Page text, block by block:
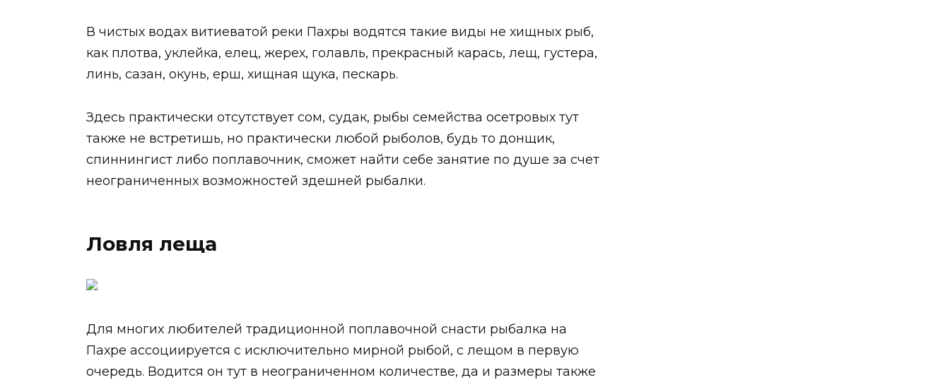
В чистых водах витиеватой реки Пахры водятся такие виды не хищных рыб,
как плотва, уклейка, елец, жерех, голавль, прекрасный карась, лещ, густера,
линь, сазан, окунь, ерш, хищная щука, пескарь.
Здесь практически отсутствует сом, судак, рыбы семейства осетровых тут
также не встретишь, но практически любой рыболов, будь то донщик,
спиннингист либо поплавочник, сможет найти себе занятие по душе за счет
неограниченных возможностей здешней рыбалки.
Ловля леща
Для многих любителей традиционной поплавочной снасти рыбалка на
Пахре ассоциируется с исключительно мирной рыбой, с лещом в первую
очередь. Водится он тут в неограниченном количестве, да и размеры также